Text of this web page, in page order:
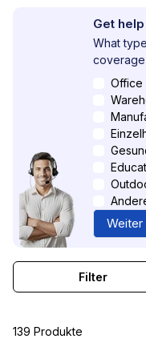
Get
What
coverage
Office
Weiter
139 Produkte
Filter